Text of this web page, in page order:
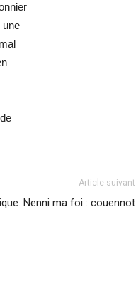
une
Article suivant
Nenni ma foi : couennot